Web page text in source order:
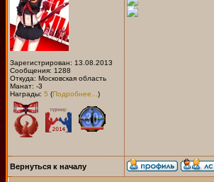
Зарегистрирован: 13.08.2013
Сообщения: 1288
Откуда: Московская область
Манат: -3
Награды: 5 (Подробнее... )
Вернуться к началу